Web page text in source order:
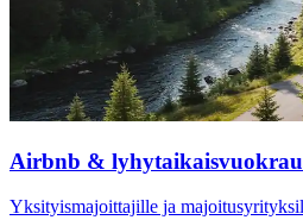
Airbnb &
Yksityismajoittajille ja